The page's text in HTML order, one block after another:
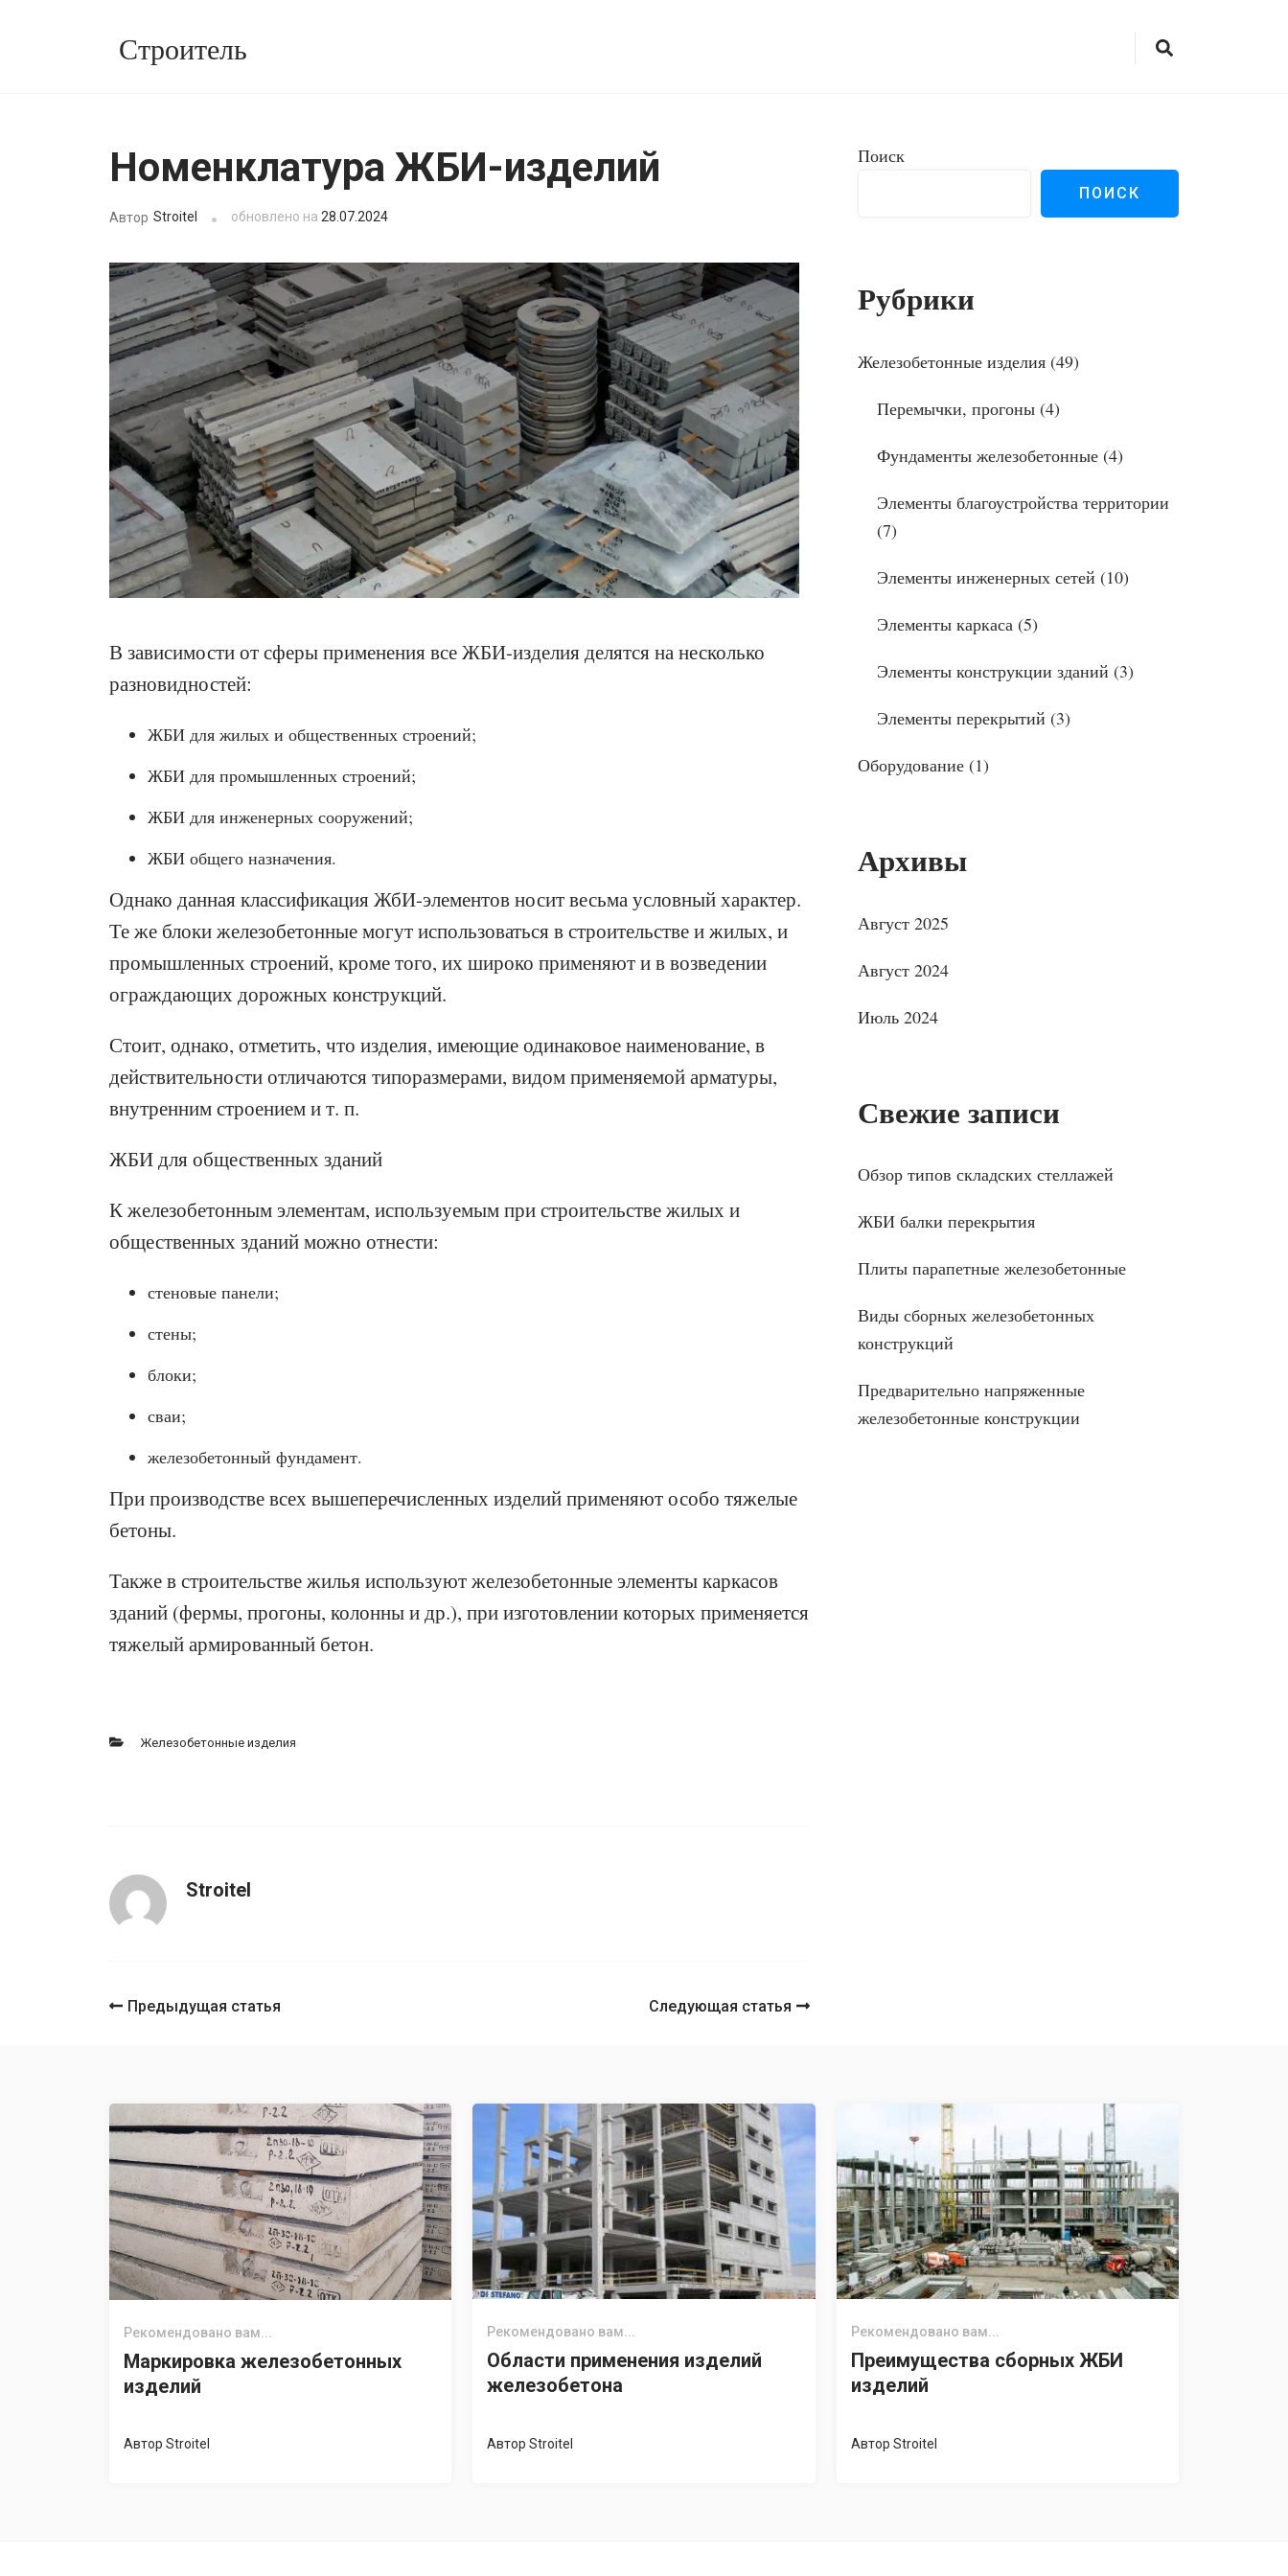
Строитель
Номенклатура ЖБИ-изделий
Автор Stroitel обновлено на 28.07.2024
В зависимости от сферы применения все ЖБИ-изделия делятся на несколько
разновидностей:
ЖБИ для жилых и общественных строений;
ЖБИ для промышленных строений;
ЖБИ для инженерных сооружений;
ЖБИ общего назначения.
Однако данная классификация ЖбИ-элементов носит весьма условный характер.
Те же блоки железобетонные могут использоваться в строительстве и жилых, и
промышленных строений, кроме того, их широко применяют и в возведении
ограждающих дорожных конструкций.
Стоит, однако, отметить, что изделия, имеющие одинаковое наименование, в
действительности отличаются типоразмерами, видом применяемой арматуры,
внутренним строением и т. п.
ЖБИ для общественных зданий
К железобетонным элементам, используемым при строительстве жилых и
общественных зданий можно отнести:
стеновые панели;
стены;
блоки;
сваи;
железобетонный фундамент.
При производстве всех вышеперечисленных изделий применяют особо тяжелые
бетоны.
Также в строительстве жилья используют железобетонные элементы каркасов
зданий (фермы, прогоны, колонны и др.), при изготовлении которых применяется
тяжелый армированный бетон.
Железобетонные изделия
Stroitel
Навигация
Предыдущая статья Следующая статья
Поиск
ПОИСК
Рубрики
Железобетонные изделия (49)
Перемычки, прогоны (4)
Фундаменты железобетонные (4)
Элементы благоустройства территории
(7)
Элементы инженерных сетей (10)
Элементы каркаса (5)
Элементы конструкции зданий (3)
Элементы перекрытий (3)
Оборудование (1)
Архивы
Август 2025
Август 2024
Июль 2024
Свежие записи
Обзор типов складских стеллажей
ЖБИ балки перекрытия
Плиты парапетные железобетонные
Виды сборных железобетонных
конструкций
Предварительно напряженные
железобетонные конструкции
Рекомендовано вам...
Маркировка железобетонных
изделий
Автор Stroitel
Рекомендовано вам...
Области применения изделий
железобетона
АвторStroitel
Рекомендовано вам...
Преимущества сборных ЖБИ
изделий
Автор Stroitel